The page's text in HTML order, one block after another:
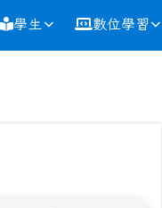
學生 數位學習